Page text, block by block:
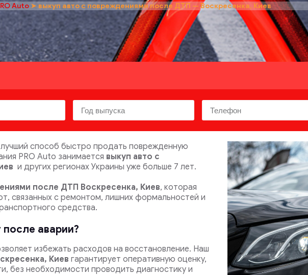
Auto➤ выкуп авто с повреждениями после ДТП — Воскресенка, Киев
способ быстро продать поврежденную
PRO Auto занимается выкуп авто с
и других регионах Украины уже больше 7 лет.
после ДТП Воскресенка, Киев, которая
связанных с ремонтом, лишних формальностей и
средства.
аварии?
избежать расходов на восстановление. Наш
Киев гарантирует оперативную оценку,
без необходимости проводить диагностику и